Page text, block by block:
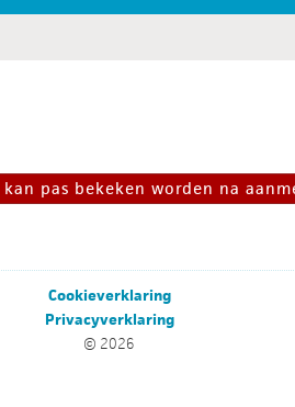
pas bekeken worden na
Cookieverklaring
Privacyverklaring
© 2026